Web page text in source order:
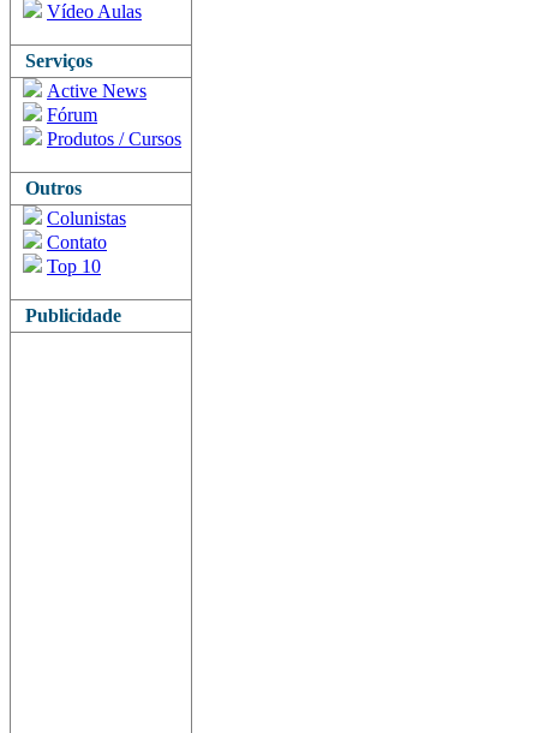
Vídeo Aulas
Serviços
Active News
Fórum
Produtos / Cursos
Outros
Colunistas
Contato
Top 10
Publicidade